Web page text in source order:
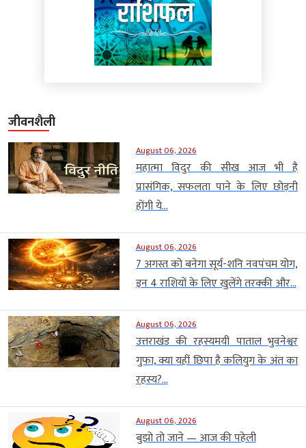
जीवनशैली
August 06, 2026
महात्मा विदुर की सीख आज भी है
प्रासंगिक, सफलता पाने के लिए छोड़नी
होंगी ये...
August 06, 2026
7 अगस्त को बनेगा सूर्य-शनि नवपंचम योग,
इन 4 राशियों के लिए खुलेंगे तरक्की और...
August 06, 2026
उत्तराखंड की रहस्यमयी पाताल भुवनेश्वर
गुफा, क्या यहीं छिपा है कलियुग के अंत का
रहस्य?...
August 06, 2026
बुझो तो जाने — आज की पहेली